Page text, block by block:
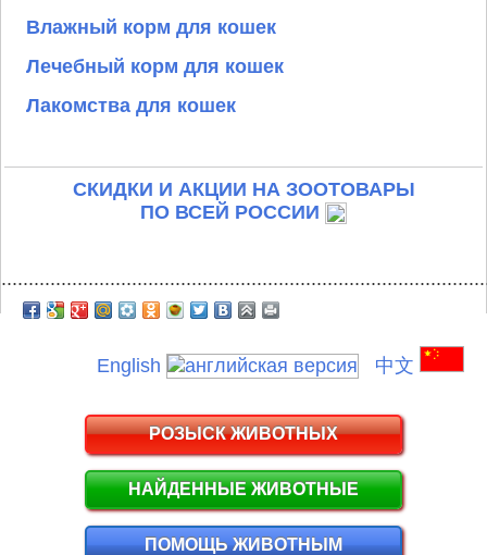
Влажный корм для кошек
Лечебный корм для кошек
Лакомства для кошек
СКИДКИ И АКЦИИ НА ЗООТОВАРЫ
ПО ВСЕЙ РОССИИ
English 中文
РОЗЫСК ЖИВОТНЫХ
НАЙДЕННЫЕ ЖИВОТНЫЕ
ПОМОЩЬ ЖИВОТНЫМ